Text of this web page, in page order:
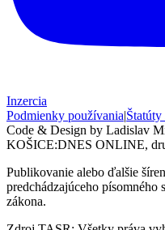
Inzercia
Podmienky používania|
Code & Design by Ladislav
KOŠICE:DNES ONLINE,
Publikovanie alebo ďalšie
predchádzajúceho písomného
zákona.